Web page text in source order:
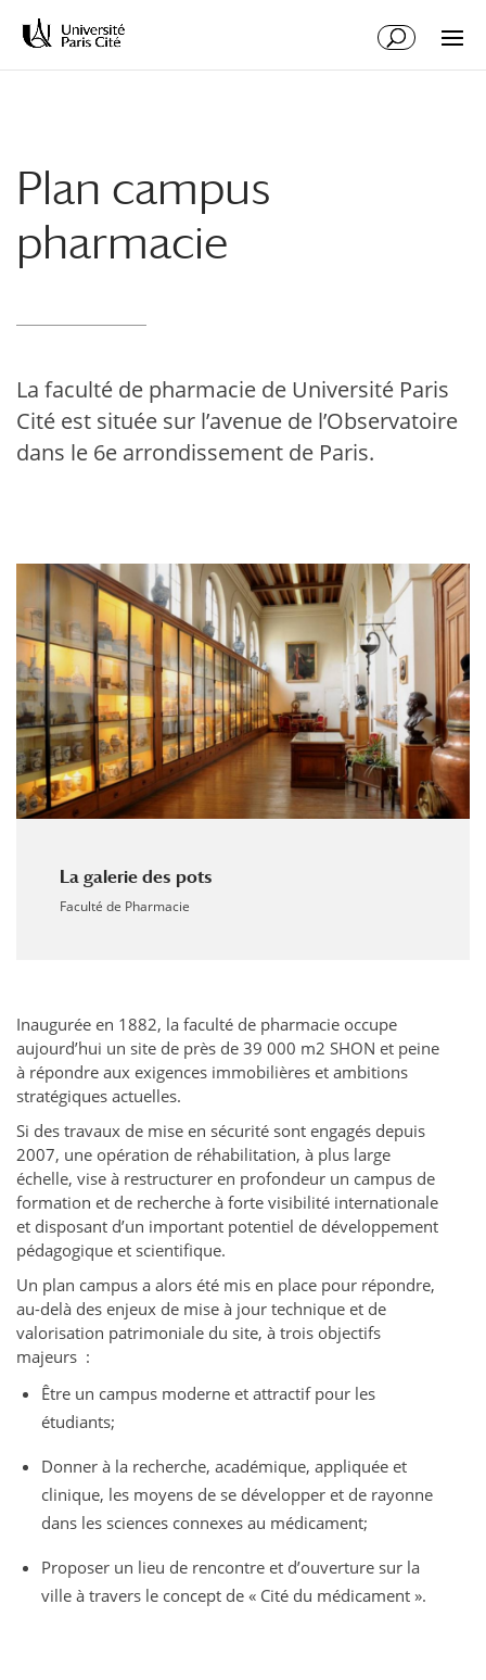
Plan campus
pharmacie
La faculté de pharmacie de Université Paris
Cité est située sur l’avenue de l’Observatoire
dans le 6e arrondissement de Paris.
La galerie des pots
Faculté de Pharmacie
Inaugurée en 1882, la faculté de pharmacie occupe
aujourd’hui un site de près de 39 000 m2 SHON et peine
à répondre aux exigences immobilières et ambitions
stratégiques actuelles.
Si des travaux de mise en sécurité sont engagés depuis
2007, une opération de réhabilitation, à plus large
échelle, vise à restructurer en profondeur un campus de
formation et de recherche à forte visibilité internationale
et disposant d’un important potentiel de développement
pédagogique et scientifique.
Un plan campus a alors été mis en place pour répondre,
au-delà des enjeux de mise à jour technique et de
valorisation patrimoniale du site, à trois objectifs
majeurs :
Être un campus moderne et attractif pour les
étudiants;
Donner à la recherche, académique, appliquée et
clinique, les moyens de se développer et de rayonne
dans les sciences connexes au médicament;
Proposer un lieu de rencontre et d’ouverture sur la
ville à travers le concept de « Cité du médicament ».